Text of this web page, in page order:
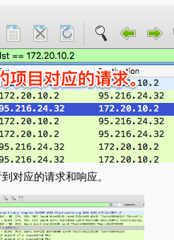
对应的请求和响应。